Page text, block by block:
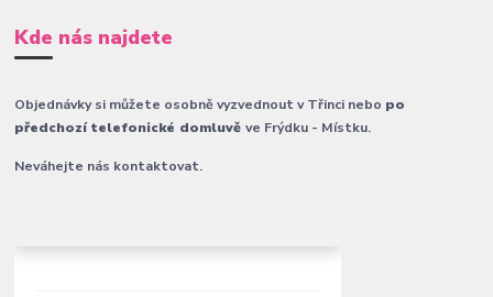
Kde nás najdete
Objednávky si můžete osobně vyzvednout v Třinci nebo po
předchozí telefonické domluvěve Frýdku - Místku.
Neváhejte nás kontaktovat.